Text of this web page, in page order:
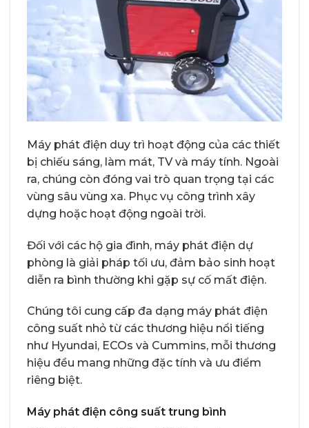
Máy phát điện duy trì hoạt động của các thiết
bị chiếu sáng, làm mát, TV và máy tính. Ngoài
ra, chúng còn đóng vai trò quan trọng tại các
vùng sâu vùng xa. Phục vụ công trình xây
dựng hoặc hoạt động ngoài trời.
Đối với các hộ gia đình, máy phát điện dự
phòng là giải pháp tối ưu, đảm bảo sinh hoạt
diễn ra bình thường khi gặp sự cố mất điện.
Chúng tôi cung cấp đa dạng máy phát điện
công suất nhỏ từ các thương hiệu nổi tiếng
như Hyundai, ECOs và Cummins, mỗi thương
hiệu đều mang những đặc tính và ưu điểm
riêng biệt.
Máy phát điện công suất trung bình